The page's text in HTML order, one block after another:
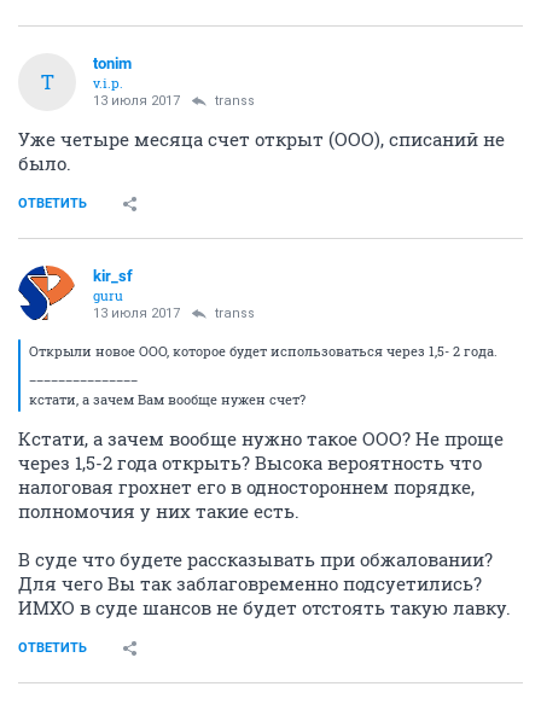
T
tonim
v.i.p.
13 июля 2017 transs
Уже четыре месяца счет открыт (ООО), списаний не
было.
ОТВЕТИТЬ
kir_sf
guru
13 июля 2017 transs
Открыли новое ООО, которое будет использоваться через 1,5- 2 года.
кстати, а зачем Вам вообще нужен счет?
Кстати, а зачем вообще нужно такое ООО? Не проще
через 1,5-2 года открыть? Высока вероятность что
налоговая грохнет его в одностороннем порядке,
полномочия у них такие есть.
В суде что будете рассказывать при обжаловании?
Для чего Вы так заблаговременно подсуетились?
ИМХО в суде шансов не будет отстоять такую лавку.
ОТВЕТИТЬ